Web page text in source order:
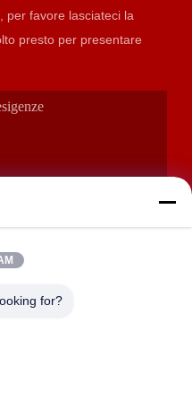
per favore lasciateci la
presto per presentare
for?